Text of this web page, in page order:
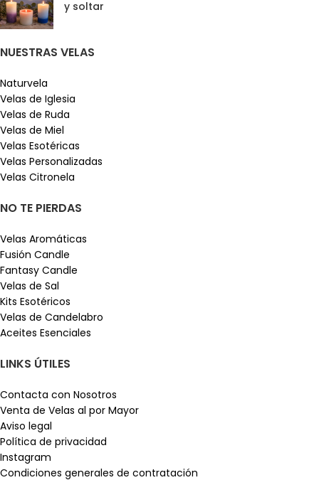
y soltar
NUESTRAS VELAS
Naturvela
Velas de Iglesia
Velas de Ruda
Velas de Miel
Velas Esotéricas
Velas Personalizadas
Velas Citronela
NO TE PIERDAS
Velas Aromáticas
Fusión Candle
Fantasy Candle
Velas de Sal
Kits Esotéricos
Velas de Candelabro
Aceites Esenciales
LINKS ÚTILES
Contacta con Nosotros
Venta de Velas al por Mayor
Aviso legal
Política de privacidad
Instagram
Condiciones generales de contratación